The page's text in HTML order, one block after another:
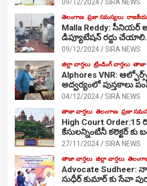
09/12/2024 SIRA NEWS
తెలంగాణ ప్రజా సమస్యలు
Malla Reddy: సీనియర్
డిప్యూటేషన్ రద్దు
09/12/2024 SIRA NEWS
జిల్లా వార్తలు ట్రేండింగ్ వార్తలు తాజా
Alphores VNR:
అద్వర్యంలో పుస్తకాలు
04/12/2024 SIRA NEWS
తాజా వార్తలు తెలంగాణ ప్రజా
High Court
కేసులన్నింటినీ కలెక్టర్
27/11/2024 SIRA NEWS
తాజా వార్తలు జిల్లా వార్తలు
Advocate
సుధీర్ కుమార్ కు సేవా